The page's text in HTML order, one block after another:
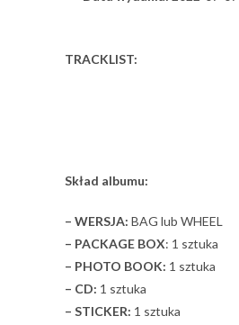
TRACKLIST:
Skład albumu:
– WERSJA: BAG lub WHEEL
– PACKAGE BOX: 1 sztuka
– PHOTO BOOK: 1 sztuka
– CD: 1 sztuka
– STICKER: 1 sztuka